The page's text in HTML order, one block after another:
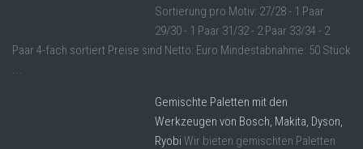
Sortierung pro Motiv: 27/28 - 1 Paar
29/30 - 1 Paar 31/32 - 2 Paar 33/34 - 2
Paar 4-fach sortiert Preise sind Netto: Euro Mindestabnahme: 50 Stück
...
Gemischte Paletten mit den
Werkzeugen von Bosch, Makita, Dyson,
Ryobi Wir bieten gemischten Paletten